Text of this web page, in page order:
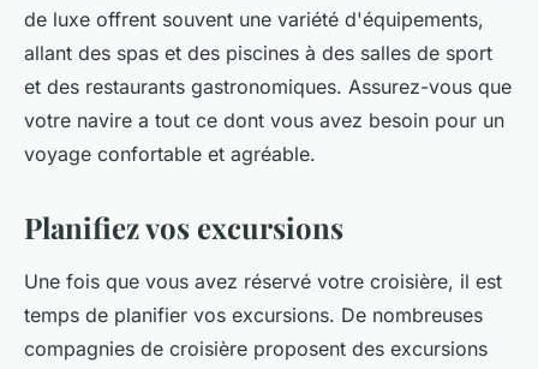
de luxe offrent souvent une variété d'équipements,
allant des spas et des piscines à des salles de sport
et des restaurants gastronomiques. Assurez-vous que
votre navire a tout ce dont vous avez besoin pour un
voyage confortable et agréable.
Planifiez vos excursions
Une fois que vous avez réservé votre croisière, il est
temps de planifier vos excursions. De nombreuses
compagnies de croisière proposent des excursions